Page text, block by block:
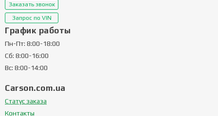
Заказать звонок
Запрос по VIN
График работы
Пн-Пт: 8:00-18:00
Сб: 8:00-16:00
Вс: 8:00-14:00
Carson.com.ua
Статус заказа
Контакты